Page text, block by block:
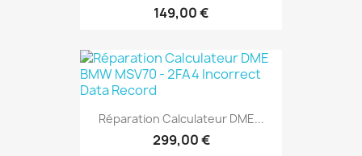
149,00 €
Réparation Calculateur DME...
299,00 €